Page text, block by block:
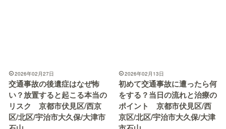
2026年02月27日
交通事故の後遺症はなぜ怖
い？放置すると起こる本当の
リスク 京都市伏見区/西京
区/北区/宇治市大久保/大津市
2026年02月13日
初めて交通事故に遭ったら何
をする？当日の流れと治療の
ポイント 京都市伏見区/西
京区/北区/宇治市大久保/大津